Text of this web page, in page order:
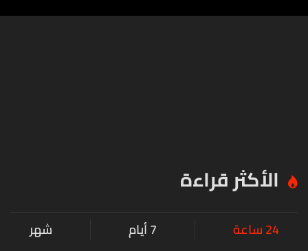
الأكثر قراءة
24 ساعة 7 أيام شهر